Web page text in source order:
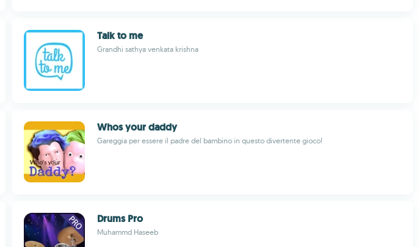
Talk to me
Grandhi sathya venkata krishna
Whos your daddy
Gareggia per essere il padre del bambino in questo divertente gioco!
Drums Pro
Muhammd Haseeb